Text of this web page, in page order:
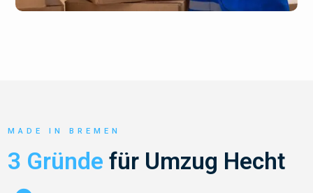
MADE IN BREMEN
3 Gründe für Umzug Hecht